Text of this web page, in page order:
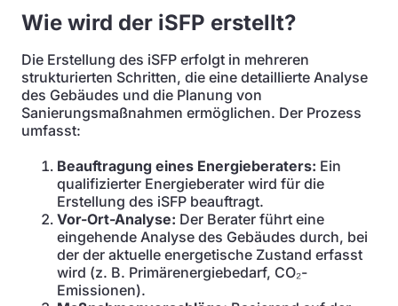
Wie wird der iSFP erstellt?
Die Erstellung des iSFP erfolgt in mehreren
strukturierten Schritten, die eine detaillierte Analyse
des Gebäudes und die Planung von
Sanierungsmaßnahmen ermöglichen. Der Prozess
umfasst:
Beauftragung eines Energieberaters: Ein
qualifizierter Energieberater wird für die
Erstellung des iSFP beauftragt.
Vor-Ort-Analyse: Der Berater führt eine
eingehende Analyse des Gebäudes durch, bei
der der aktuelle energetische Zustand erfasst
wird (z. B. Primärenergiebedarf, CO₂-
Emissionen).